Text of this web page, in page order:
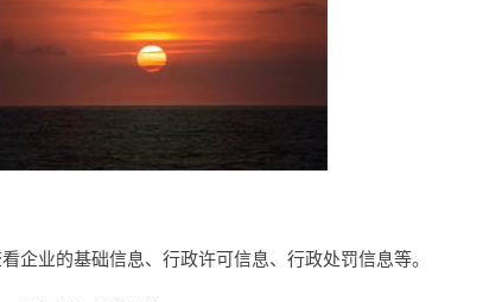
企业的基础信息、行政许可信息、行政处罚信息等。